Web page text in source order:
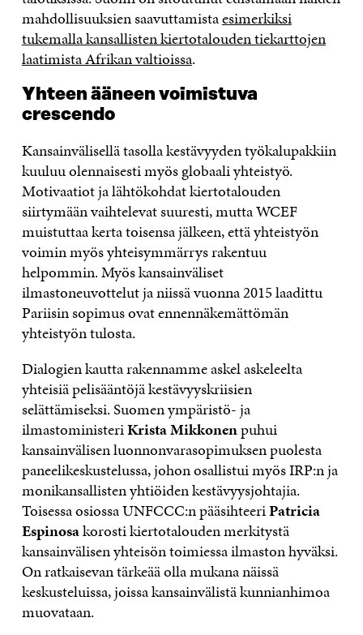
mahdollisuuksien saavuttamistaesimerkiksi
tukemalla kansallisten kiertotalouden tiekarttojen
laatimista Afrikan valtioissa.
Yhteen ääneen voimistuva
crescendo
Kansainvälisellä tasolla kestävyyden työkalupakkiin
kuuluu olennaisesti myös globaali yhteistyö.
Motivaatiot ja lähtökohdat kiertotalouden
siirtymään vaihtelevat suuresti, mutta WCEF
muistuttaa kerta toisensa jälkeen, että yhteistyön
voimin myös yhteisymmärrys rakentuu
helpommin. Myös kansainväliset
ilmastoneuvottelut ja niissä vuonna 2015 laadittu
Pariisin sopimus ovat ennennäkemättömän
yhteistyön tulosta.
Dialogien kautta rakennamme askel askeleelta
yhteisiä pelisääntöjä kestävyyskriisien
selättämiseksi. Suomen ympäristö- ja
ilmastoministeriKrista Mikkonenpuhui
kansainvälisen luonnonvarasopimuksen puolesta
paneelikeskustelussa, johon osallistui myös IRP:n ja
monikansallisten yhtiöiden kestävyysjohtajia.
Toisessa osiossa UNFCCC:n pääsihteeriPatricia
Espinosakorosti kiertotalouden merkitystä
kansainvälisen yhteisön toimiessa ilmaston hyväksi.
On ratkaisevan tärkeää olla mukana näissä
keskusteluissa, joissa kansainvälistä kunnianhimoa
muovataan.